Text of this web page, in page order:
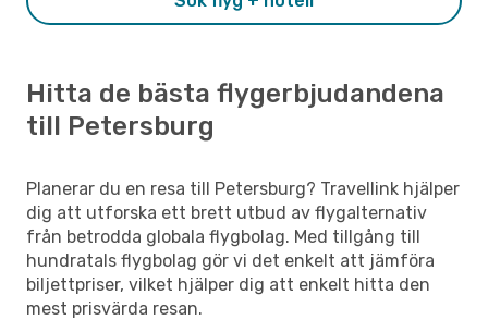
Hitta de bästa flygerbjudandena
till Petersburg
Planerar du en resa till Petersburg? Travellink hjälper
dig att utforska ett brett utbud av flygalternativ
från betrodda globala flygbolag. Med tillgång till
hundratals flygbolag gör vi det enkelt att jämföra
biljettpriser, vilket hjälper dig att enkelt hitta den
mest prisvärda resan.